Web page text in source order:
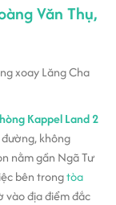
Văn Thụ,
xoay Lăng Cha
Kappel Land 2
không
nằm gần Ngã Tư
bên trongtòa
vào địa điểm đắc